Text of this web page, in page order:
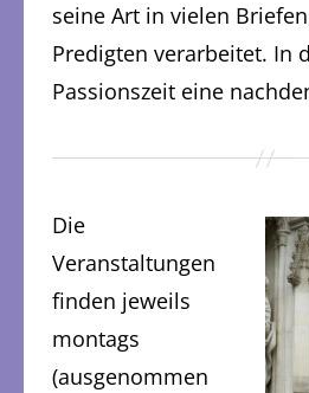
seine Art in vielen
Predigten verarbeitet. In
Passionszeit eine
Die
Veranstaltungen
finden jeweils
montags
(ausgenommen